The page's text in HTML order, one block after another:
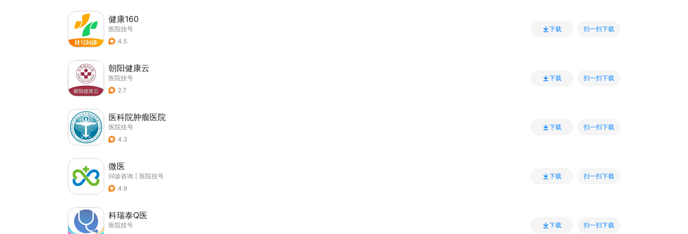
健康160
医院挂号
4.5
下载 扫一扫下载
朝阳健康云
医院挂号
2.7
下载 扫一扫下载
医科院肿瘤医院
医院挂号
4.3
下载 扫一扫下载
微医
问诊咨询
医院挂号
4.9
下载 扫一扫下载
科瑞泰Q医
医院挂号
下载 扫一扫下载